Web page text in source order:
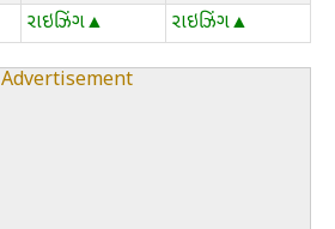
રાઇઝિંગ▲ રાઇઝિંગ▲
Advertisement